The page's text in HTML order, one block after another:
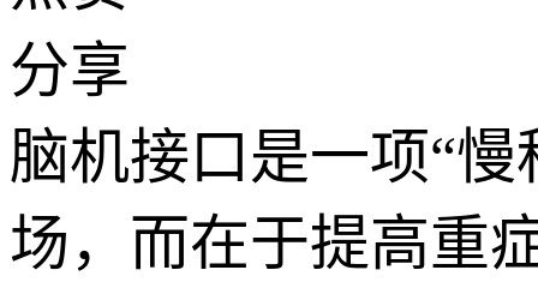
分享
脑机接口是一项“
场，而在于提高重